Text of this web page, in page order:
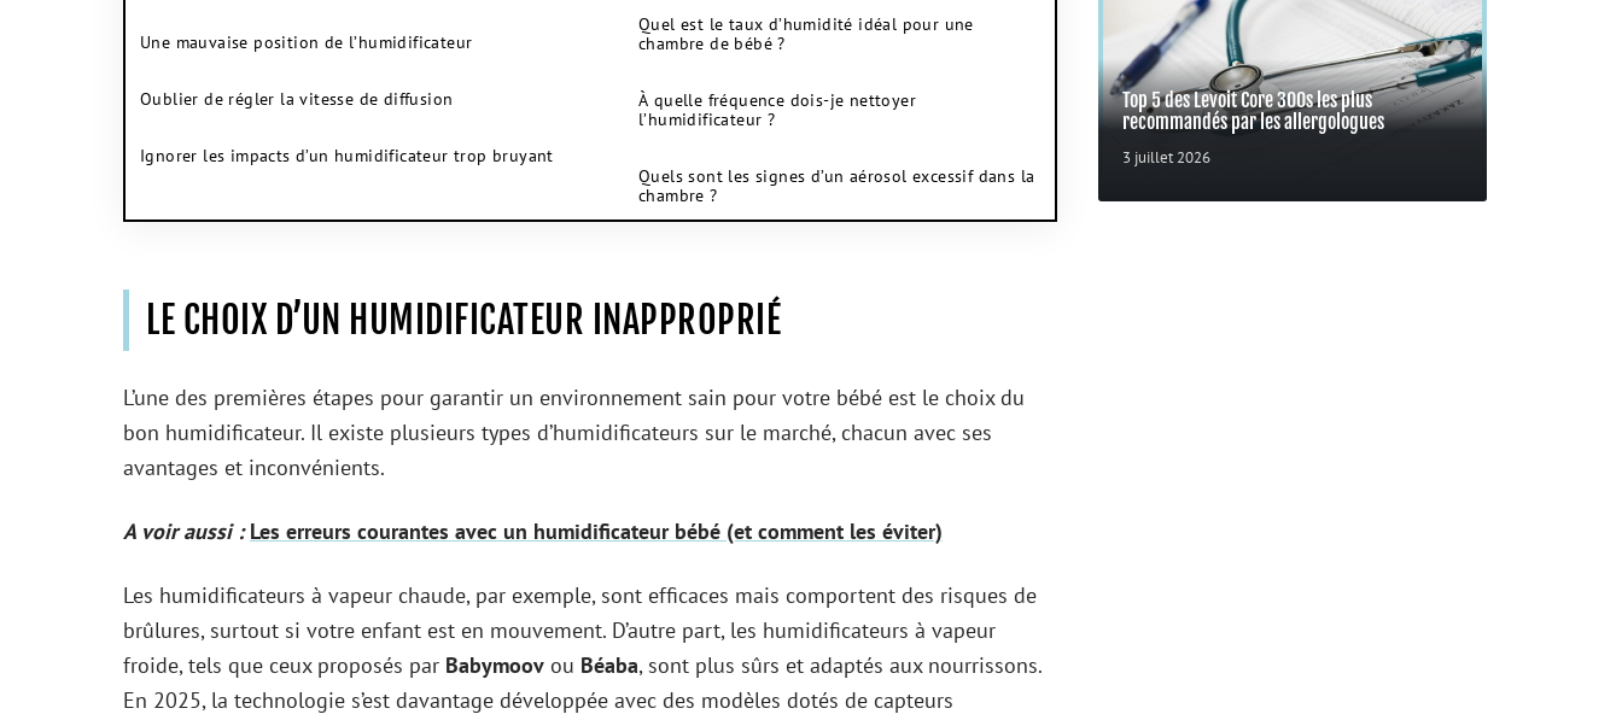
Une mauvaise position de l’humidificateur
Oublier de régler la vitesse de diffusion
Ignorer les impacts d’un humidificateur trop bruyant
Quel est le taux d’humidité idéal pour une
chambre de bébé ?
À quelle fréquence dois-je nettoyer
l’humidificateur ?
Quels sont les signes d’un aérosol excessif dans la
chambre ?
LE CHOIX D’UN HUMIDIFICATEUR INAPPROPRIÉ
L’une des premières étapes pour garantir un environnement sain pour votre bébé est le choix du
bon humidificateur. Il existe plusieurs types d’humidificateurs sur le marché, chacun avec ses
avantages et inconvénients.
A voir aussi : Les erreurs courantes avec un humidificateur bébé (et comment les éviter)
Les humidificateurs à vapeur chaude, par exemple, sont efficaces mais comportent des risques de
brûlures, surtout si votre enfant est en mouvement. D’autre part, les humidificateurs à vapeur
froide, tels que ceux proposés par Babymoov ou Béaba, sont plus sûrs et adaptés aux nourrissons.
En 2025, la technologie s’est davantage développée avec des modèles dotés de capteurs
Top 5 des Levoit Core 300s les plus
recommandés par les allergologues
3 juillet 2026